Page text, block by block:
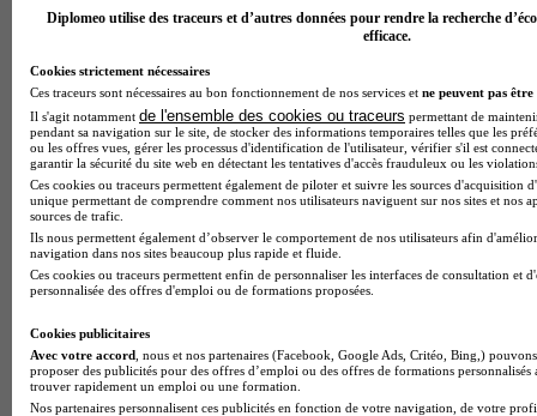
Diplomeo utilise des traceurs et d’autres données pour rendre la recherche
efficace.
Cookies strictement nécessaires
Ces traceurs sont nécessaires au bon fonctionnement de nos services et ne peuvent pas être
Il s'agit notamment de l'ensemble des cookies ou traceurs permettant de
pendant sa navigation sur le site, de stocker des informations temporaires telles que les
ou les offres vues, gérer les processus d'identification de l'utilisateur, vérifier s'il est
garantir la sécurité du site web en détectant les tentatives d'accès frauduleux ou les
Ces cookies ou traceurs permettent également de piloter et suivre les sources d'acquisition
unique permettant de comprendre comment nos utilisateurs naviguent sur nos sites et nos
sources de trafic.
Ils nous permettent également d’observer le comportement de nos utilisateurs afin
navigation dans nos sites beaucoup plus rapide et fluide.
Ces cookies ou traceurs permettent enfin de personnaliser les interfaces de consultation et
personnalisée des offres d'emploi ou de formations proposées.
Cookies publicitaires
Avec votre accord , nous et nos partenaires (Facebook, Google Ads, Critéo, Bing,)
proposer des publicités pour des offres d’emploi ou des offres de formations
trouver rapidement un emploi ou une formation.
Nos partenaires personnalisent ces publicités en fonction de votre navigation, de votre